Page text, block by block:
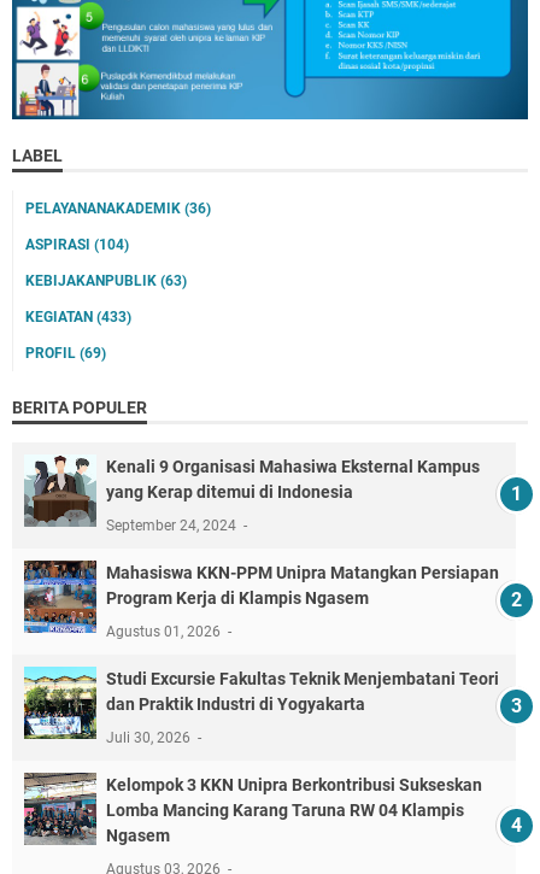
LABEL
PELAYANANAKADEMIK (36)
ASPIRASI (104)
KEBIJAKANPUBLIK (63)
KEGIATAN (433)
PROFIL (69)
BERITA POPULER
Kenali 9 Organisasi Mahasiwa Eksternal Kampus
yang Kerap ditemui di Indonesia
September 24, 2024
Mahasiswa KKN-PPM Unipra Matangkan Persiapan
Program Kerja di Klampis Ngasem
Agustus 01, 2026
‎Studi Excursie Fakultas Teknik Menjembatani Teori
dan Praktik Industri di Yogyakarta ‎
Juli 30, 2026
Kelompok 3 KKN Unipra Berkontribusi Sukseskan
Lomba Mancing Karang Taruna RW 04 Klampis
Ngasem
Agustus 03, 2026